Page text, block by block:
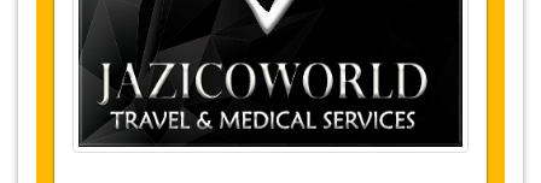
Modifications & Politique d'annulation
Des modifications aux réservations
peuvent être possibles si un préavis est
donné. Veuillez nous contacter pour plus
d'informations.
Pour toute annulation, au moins 3 jours à